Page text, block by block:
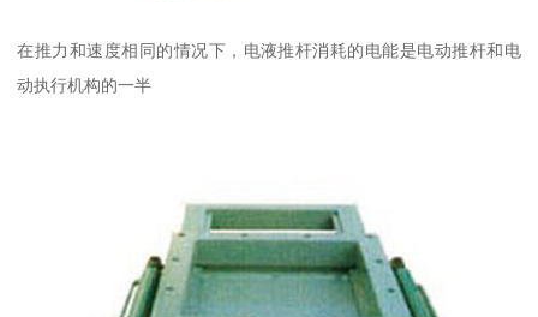
在推力和速度相同的情况下，电液推杆消耗的电能是电动推杆和电
动执行机构的一半